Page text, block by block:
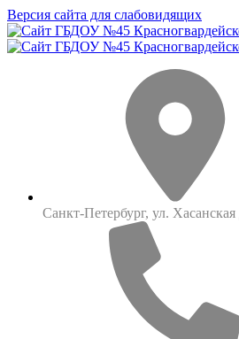
Версия сайта для слабовидящих
Санкт-Петербург, ул.